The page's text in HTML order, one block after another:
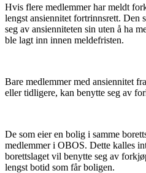
Hvis flere medlemmer har meldt
lengst ansiennitet fortrinnsrett. Den
seg av ansienniteten sin uten å ha
ble lagt inn innen meldefristen.
Bare medlemmer med ansiennitet
eller tidligere, kan benytte seg av
De som eier en bolig i samme
medlemmer i OBOS. Dette kalles
borettslaget vil benytte seg av
lengst botid som får boligen.